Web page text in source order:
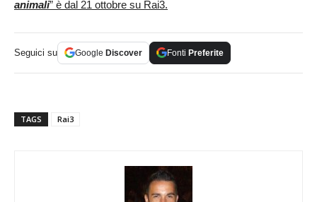
animali” è dal 21 ottobre su Rai3.
Seguici su Google Discover Fonti Preferite
TAGS Rai3